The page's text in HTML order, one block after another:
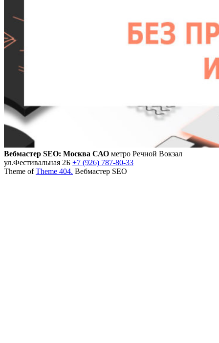
Вебмастер SEO: Москва САО метро Речной Вокзал
ул.Фестивальная 2Б +7 (926) 787-80-33
Theme ofTheme 404. Вебмастер SEO